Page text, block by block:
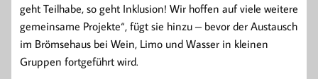
geht Teilhabe, so geht Inklusion! Wir hoffen auf viele weitere
gemeinsame Projekte“, fügt sie hinzu – bevor der Austausch
im Brömsehaus bei Wein, Limo und Wasser in kleinen
Gruppen fortgeführt wird.